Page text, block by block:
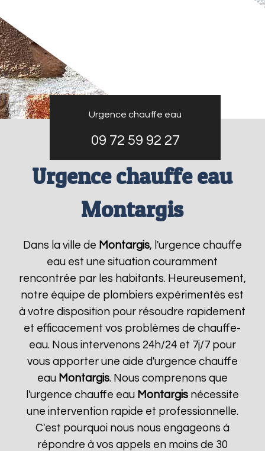
Urgence chauffe eau
09 72 59 92 27
Urgence chauffe eau
Montargis
Dans la ville de Montargis, l'urgence chauffe
eau est une situation couramment
rencontrée par les habitants. Heureusement,
notre équipe de plombiers expérimentés est
à votre disposition pour résoudre rapidement
et efficacement vos problèmes de chauffe-
eau. Nous intervenons 24h/24 et 7j/7 pour
vous apporter une aide d'urgence chauffe
eau Montargis. Nous comprenons que
l'urgence chauffe eau Montargisnécessite
une intervention rapide et professionnelle.
C'est pourquoi nous nous engageons à
répondre à vos appels en moins de 30